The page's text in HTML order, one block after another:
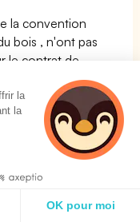
la convention
bois , n'ont pas
le contrat de
de la convention
bois IDCC 77. La
doit pas respecter
l'ANI (l'Accord
janvier 2013.
mutuelles santé
la
la
OK pour moi